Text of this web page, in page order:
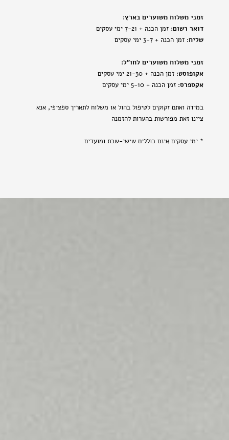
זמני משלוח משוערים בארץ:
דואר רשום: זמן הכנה + 7-21 ימי עסקים
שליח: זמן הכנה + 3-7 ימי עסקים
זמני משלוח משוערים לחו"ל:
אקופוסט: זמן הכנה + 21-30 ימי עסקים
אקספרס: זמן הכנה + 5-10 ימי עסקים
במידה ואתם זקוקים לטיפול בהול או משלוח לתאריך ספציפי, אנא
ציינו זאת מפורשות בהערות להזמנה
* ימי עסקים אינם כוללים שישי-שבת ומועדים